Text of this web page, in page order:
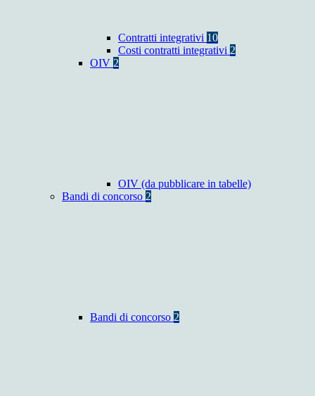
Contratti integrativi 10
Costi contratti integrativi 2
OIV 2
OIV (da pubblicare in tabelle)
Bandi di concorso 2
Bandi di concorso 2